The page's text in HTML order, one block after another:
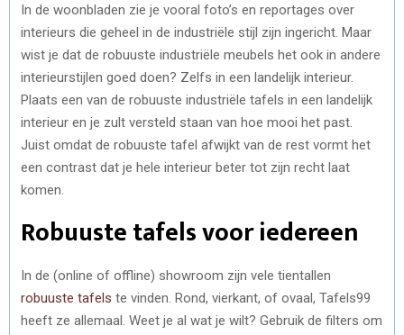
In de woonbladen zie je vooral foto’s en reportages over
interieurs die geheel in de industriële stijl zijn ingericht. Maar
wist je dat de robuuste industriële meubels het ook in andere
interieurstijlen goed doen? Zelfs in een landelijk interieur.
Plaats een van de robuuste industriële tafels in een landelijk
interieur en je zult versteld staan van hoe mooi het past.
Juist omdat de robuuste tafel afwijkt van de rest vormt het
een contrast dat je hele interieur beter tot zijn recht laat
komen.
Robuuste tafels voor iedereen
In de (online of offline) showroom zijn vele tientallen
robuuste tafels te vinden. Rond, vierkant, of ovaal, Tafels99
heeft ze allemaal. Weet je al wat je wilt? Gebruik de filters om